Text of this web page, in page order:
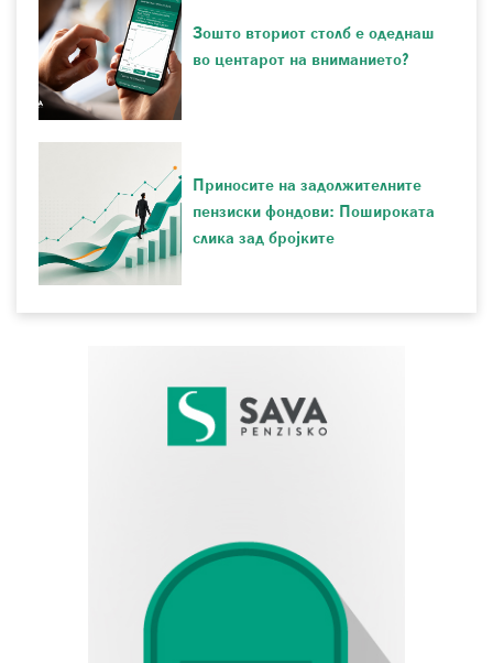
Зошто вториот столб е одеднаш
во центарот на вниманието?
Приносите на задолжителните
пензиски фондови: Пошироката
слика зад бројките